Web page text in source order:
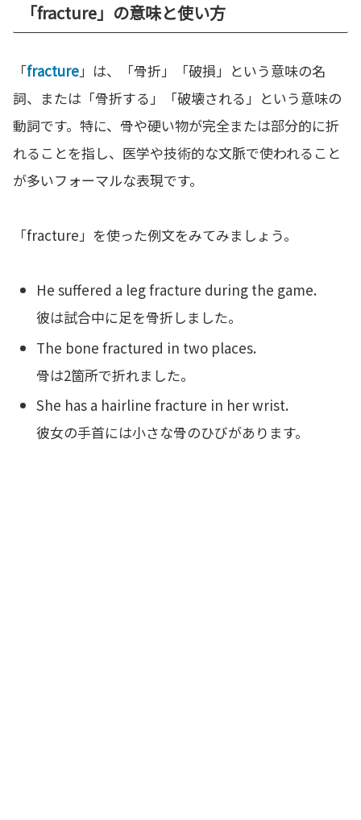
「fracture」の意味と使い方
「fracture」は、「骨折」「破損」という意味の名
詞、または「骨折する」「破壊される」という意味の
動詞です。特に、骨や硬い物が完全または部分的に折
れることを指し、医学や技術的な文脈で使われること
が多いフォーマルな表現です。
「fracture」を使った例文をみてみましょう。
He suffered a leg fracture during the game.
彼は試合中に足を骨折しました。
The bone fractured in two places.
骨は2箇所で折れました。
She has a hairline fracture in her wrist.
彼女の手首には小さな骨のひびがあります。